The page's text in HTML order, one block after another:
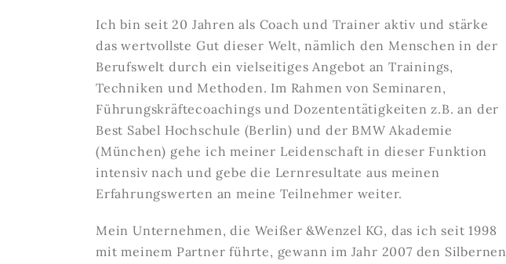
Ich bin seit 20 Jahren als Coach und Trainer aktiv und stärke
das wertvollste Gut dieser Welt, nämlich den Menschen in der
Berufswelt durch ein vielseitiges Angebot an Trainings,
Techniken und Methoden. Im Rahmen von Seminaren,
Führungskräftecoachings und Dozententätigkeiten z.B. an der
Best Sabel Hochschule (Berlin) und der BMW Akademie
(München) gehe ich meiner Leidenschaft in dieser Funktion
intensiv nach und gebe die Lernresultate aus meinen
Erfahrungswerten an meine Teilnehmer weiter.
Mein Unternehmen, die Weißer &Wenzel KG, das ich seit 1998
mit meinem Partner führte, gewann im Jahr 2007 den Silbernen